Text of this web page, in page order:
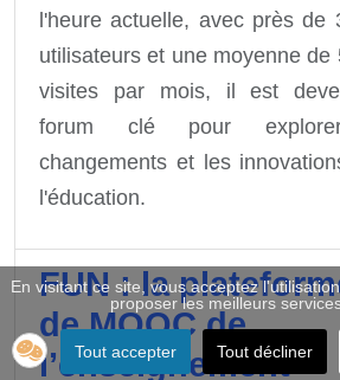
l'heure actuelle, avec près de
utilisateurs et une moyenne de
visites par mois, il est
forum clé pour
changements et les
l'éducation.
FUN : la
de MOOC de
l’enseignement
En visitant ce site, vous acceptez
proposer les meilleurs
Tout accepter Tout décliner